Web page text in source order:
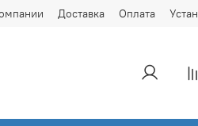
Доставка Оплата